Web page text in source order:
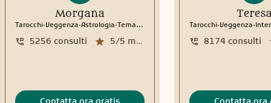
Morgana
Tarocchi.Veggenza.Astrologia.Tema natale Interpretazione sogni
5/5 media recensioni
5256 consulti
Tarocchi.Veggenza.
8174 consulti